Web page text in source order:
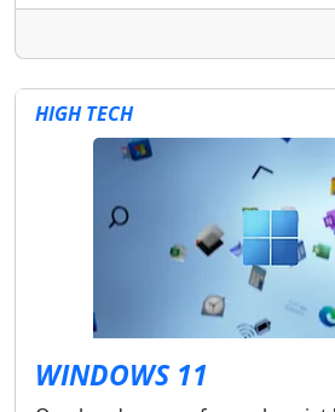
HIGH TECH
WINDOWS 11